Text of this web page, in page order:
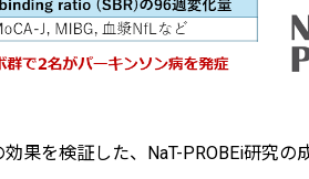
果を検証した、NaT-PROBEi研究の